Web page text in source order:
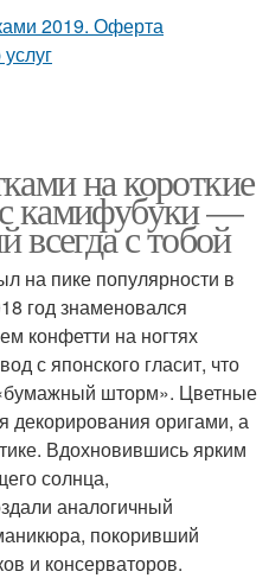
на короткие
камифубуки —
всегда с тобой
на пике популярности в
год знаменовался
конфетти на ногтях
с японского гласит, что
шторм». Цветные
декорирования оригами, а
Вдохновившись ярким
солнца,
аналогичный
покоривший
и консерваторов.